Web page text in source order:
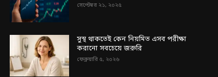
সেপ্টেম্বর ২১, ২০২৫
সুস্থ থাকতেই কেন নিয়মিত এসব পরীক্ষা
করানো সবচেয়ে জরুরি
ফেব্রুয়ারি ৫, ২০২৬